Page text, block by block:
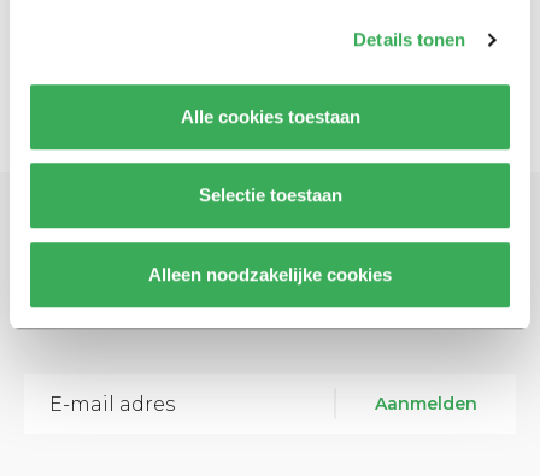
Details tonen
Alle cookies toestaan
Selectie toestaan
Alleen noodzakelijke cookies
Schrijf je in voor onze nieuwsbrief
Blijf op de hoogte. Meld je aan voor de nieuwsbrief van
Aanmelden